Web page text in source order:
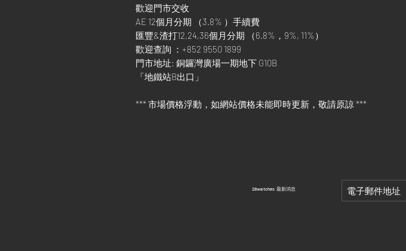
歡迎門市交收
AE 12個月分期 （3.8% ）手續費
匯豐&渣打12,24,36個月分期 （6.8%，9%, 11%）
歡迎查詢 ：+852 9550 1899
門市地址: 銅鑼灣廣場一期地下 G10B
「地鐵站B出口」
*** 市場價格浮動，如網站價格未能即時更新，敬請原諒 ***
​28watches 最新消息